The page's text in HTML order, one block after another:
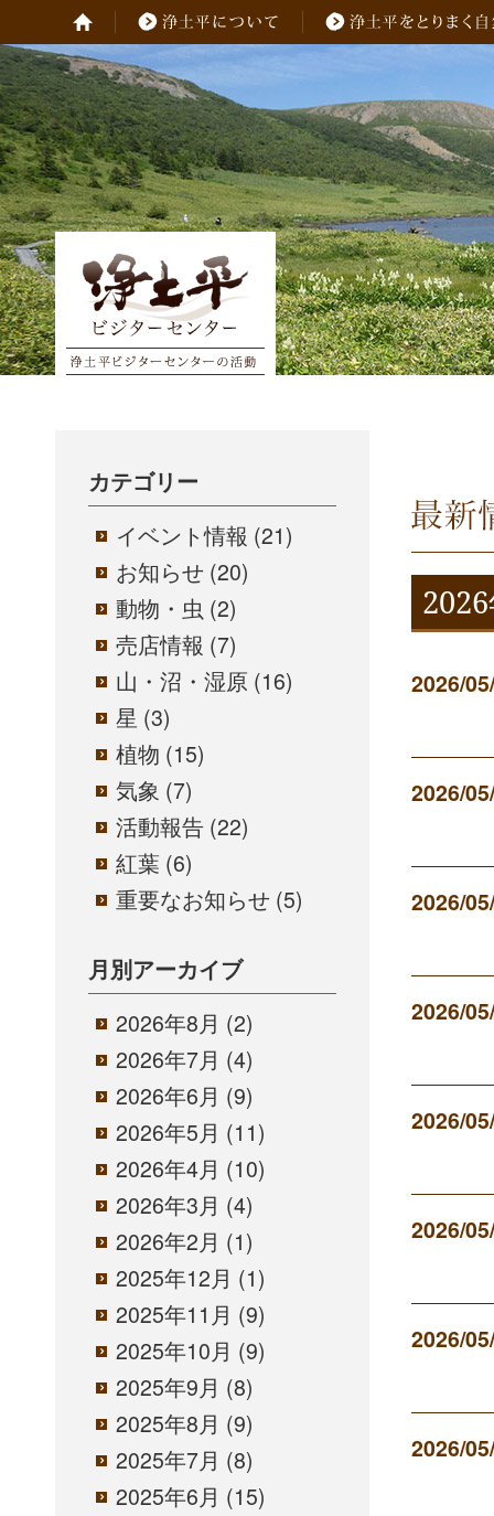
カテゴリー
イベント情報 (21)
お知らせ (20)
動物・虫 (2)
売店情報 (7)
山・沼・湿原 (16)
星 (3)
植物 (15)
気象 (7)
活動報告 (22)
紅葉 (6)
重要なお知らせ (5)
月別アーカイブ
2026年8月 (2)
2026年7月 (4)
2026年6月 (9)
2026年5月 (11)
2026年4月 (10)
2026年3月 (4)
2026年2月 (1)
2025年12月 (1)
2025年11月 (9)
2025年10月 (9)
2025年9月 (8)
2025年8月 (9)
2025年7月 (8)
2025年6月 (15)
酸ヶ平
2026/
2026/
2026/
2026/
2026/
2026/
2026/
2026/